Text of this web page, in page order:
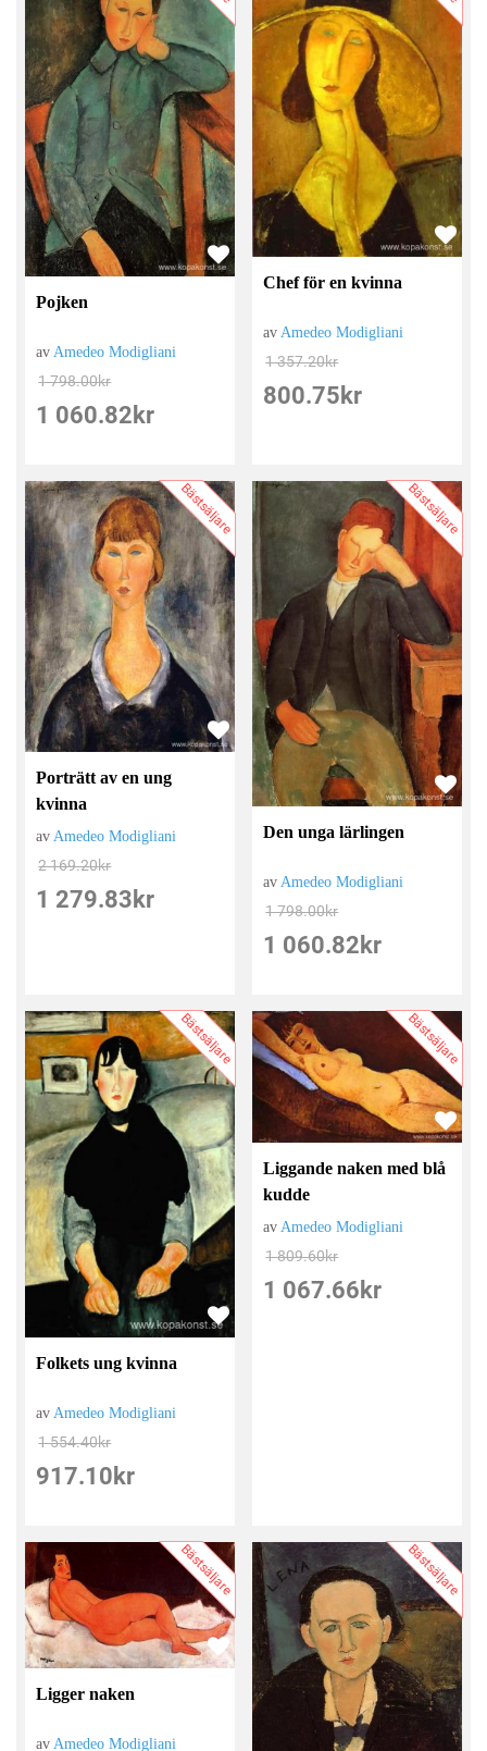
Pojken
av Amedeo Modigliani
1 798.00kr
1 060.82 kr
Chef för en kvinna
avAmedeo Modigliani
1 357.20kr
800.75 kr
Bästsäljare
Porträtt av en ung
kvinna
av Amedeo Modigliani
2 169.20kr
1 279.83 kr
Bästsäljare
Den unga lärlingen
avAmedeo Modigliani
1 798.00kr
1 060.82 kr
Bästsäljare
Folkets ung kvinna
avAmedeo Modigliani
1 554.40kr
917.10 kr
Bästsäljare
Liggande naken med blå
kudde
av Amedeo Modigliani
1 809.60kr
1 067.66 kr
Bästsäljare
Ligger naken
av Amedeo Modigliani
Bästsäljare